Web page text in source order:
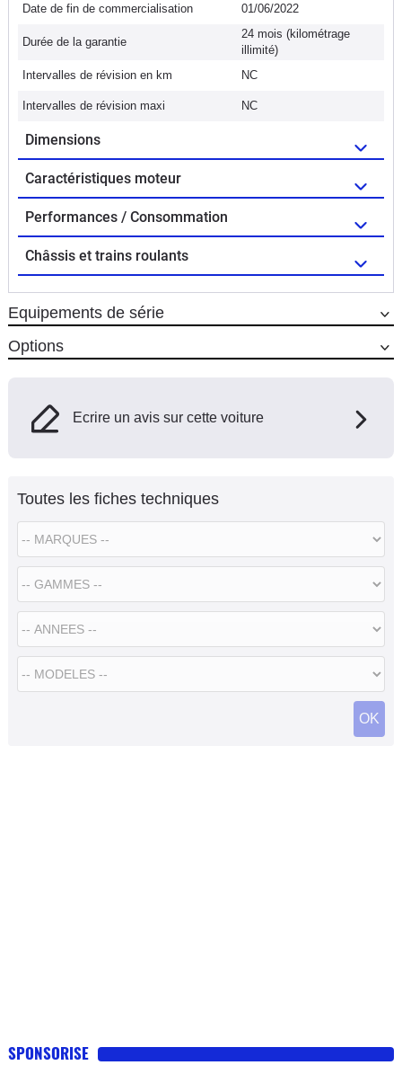
Date de fin de commercialisation 01/06/2022
Durée de la garantie
24 mois (kilométrage
illimité)
Intervalles de révision en km
NC
Intervalles de révision maxi NC
Dimensions
Caractéristiques moteur
Performances / Consommation
Châssis et trains roulants
Equipements de série
Options
Ecrire un avis sur cette voiture
Toutes les fiches techniques
SPONSORISE